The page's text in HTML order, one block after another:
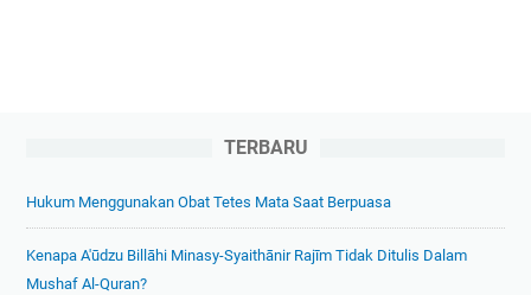
TERBARU
Hukum Menggunakan Obat Tetes Mata Saat Berpuasa
Kenapa A'ūdzu Billāhi Minasy-Syaithānir Rajīm Tidak Ditulis Dalam
Mushaf Al-Quran?